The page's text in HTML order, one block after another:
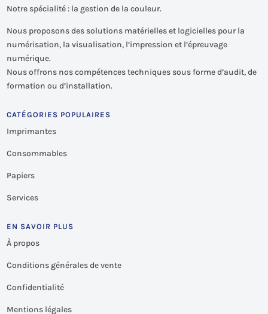
Notre spécialité : la gestion de la couleur.
Nous proposons des solutions matérielles et logicielles pour la
numérisation, la visualisation, l’impression et l’épreuvage
numérique.
Nous offrons nos compétences techniques sous forme d’audit, de
formation ou d’installation.
CATÉGORIES POPULAIRES
Imprimantes
Consommables
Papiers
Services
EN SAVOIR PLUS
À propos
Conditions générales de vente
Confidentialité
Mentions légales